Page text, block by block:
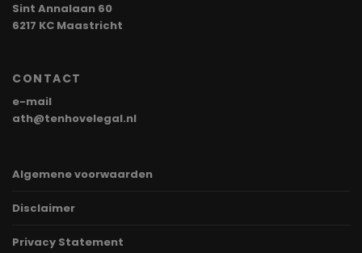
Sint Annalaan 60
6217 KC Maastricht
CONTACT
e-mail
ath@tenhovelegal.nl
Algemene voorwaarden
Disclaimer
Privacy Statement